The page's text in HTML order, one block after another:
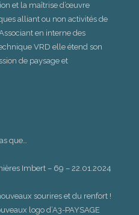
et la maîtrise d’œuvre
alliant ou non activités de
en interne des
VRD elle étend son
de paysage et
que…
Imbert – 69 – 22.01.2024
sourires et du renfort !
logo d’A3-PAYSAGE